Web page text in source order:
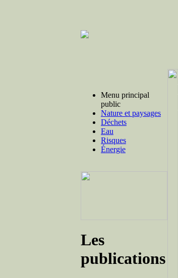
Menu principal
public
Nature et paysages
Déchets
Eau
Risques
Énergie
Les
publications